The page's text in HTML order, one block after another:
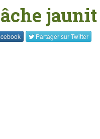
jaunit
Partager surTwitter